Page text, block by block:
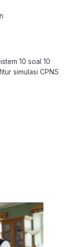
10 soal 10
simulasi CPNS